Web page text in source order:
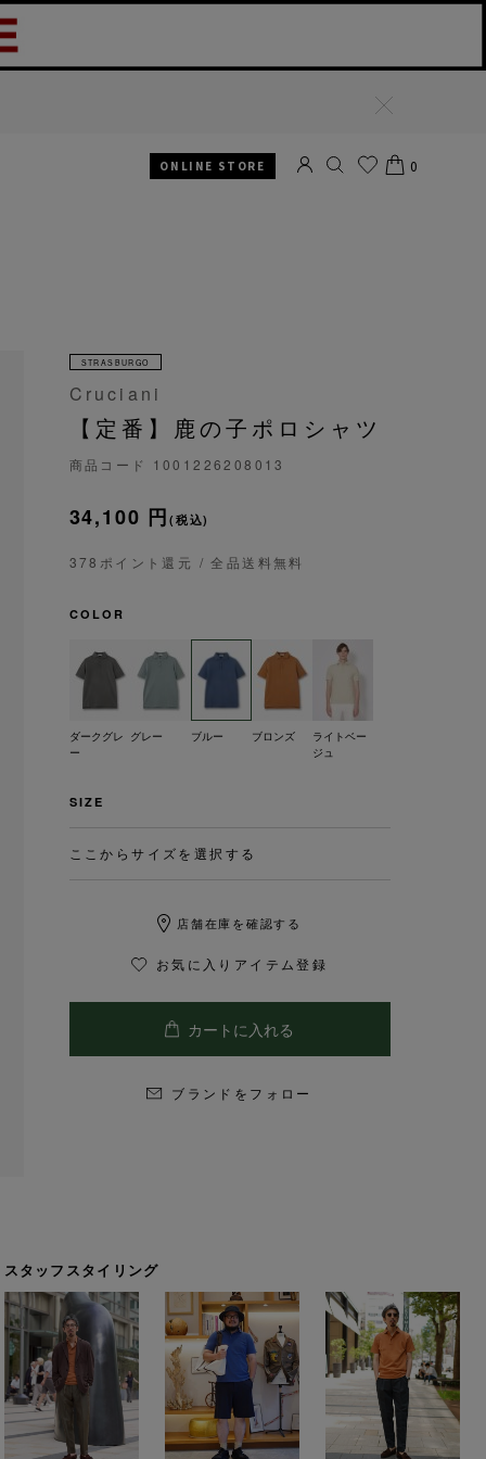
る
ONLINE STORE 0
STRASBURGO
Cruciani
【定番】鹿の子ポロシャツ
商品コード 1001226208013
34,100 円 (税込)
378ポイント還元 / 全品送料無料
COLOR
ダークグレ
ー
グレー ブルー ブロンズ
ライトベー
ジュ
SIZE
ここからサイズを選択する
店舗在庫を確認する
お気に入りアイテム登録
ブランドをフォロー
スタッフスタイリング